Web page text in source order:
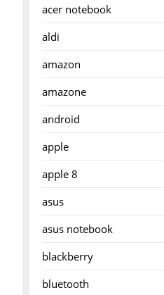
acer notebook
aldi
amazon
amazone
android
apple
apple 8
asus
asus notebook
blackberry
bluetooth